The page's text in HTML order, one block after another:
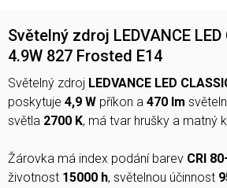
Světelný zdroj LEDVANCE LED
4.9W 827 Frosted E14
Světelný zdroj LEDVANCE LED
poskytuje 4,9 W příkon a 470 lm
světla 2700 K, má tvar hrušky a matný
Žárovka má index podání barev CRI
životnost 15000 h, světelnou účinnost